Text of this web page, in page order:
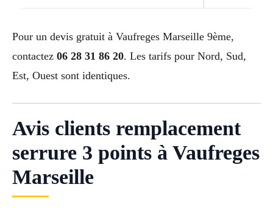
Pour un devis gratuit à Vaufreges Marseille 9ème,
contactez 06 28 31 86 20. Les tarifs pour Nord, Sud,
Est, Ouest sont identiques.
Avis clients remplacement
serrure 3 points à Vaufreges
Marseille